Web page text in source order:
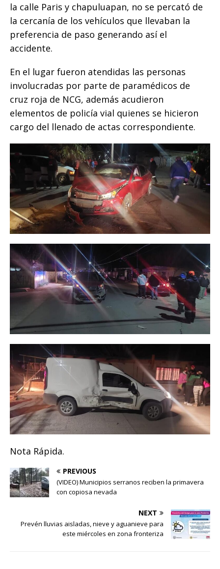
la calle Paris y chapuluapan, no se percató de
la cercanía de los vehículos que llevaban la
preferencia de paso generando así el
accidente.
En el lugar fueron atendidas las personas
involucradas por parte de paramédicos de
cruz roja de NCG, además acudieron
elementos de policía vial quienes se hicieron
cargo del llenado de actas correspondiente.
Nota Rápida.
PREVIOUS
(VIDEO) Municipios serranos reciben la primavera
con copiosa nevada
NEXT
Prevén lluvias aisladas, nieve y aguanieve para
este miércoles en zona fronteriza